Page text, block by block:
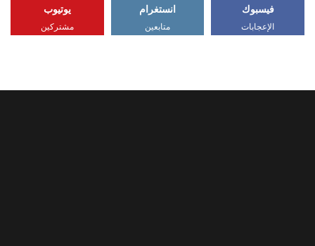
فيسبوك
الإعجابات
انستغرام
متابعين
يوتيوب
مشتركين